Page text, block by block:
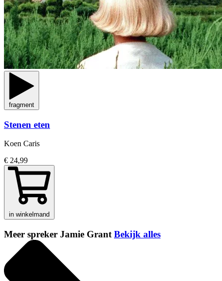
fragment
Stenen eten
Koen Caris
€ 24,99
in winkelmand
Meer spreker Jamie Grant Bekijk alles